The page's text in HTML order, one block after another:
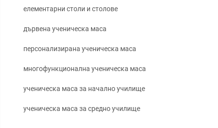
елементарни столи и столове
дървена ученическа маса
персонализирана ученическа маса
многофункционална ученическа маса
ученическа маса за начално училище
ученическа маса за средно училище